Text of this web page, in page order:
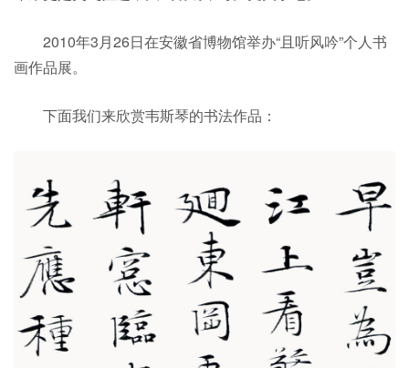
2010年3月26日在安徽省博物馆举办“且听风吟”个人书
画作品展。
下面我们来欣赏韦斯琴的书法作品：